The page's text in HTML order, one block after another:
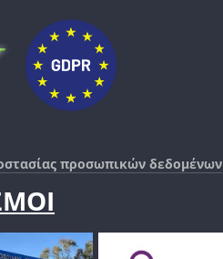
προσωπικών δεδομένων